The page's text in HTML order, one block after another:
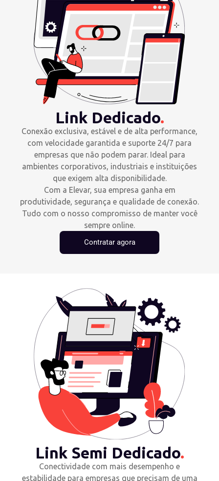
Link Dedicado.
Conexão exclusiva, estável e de alta performance,
com velocidade garantida e suporte 24/7 para
empresas que não podem parar. Ideal para
ambientes corporativos, industriais e instituições
que exigem alta disponibilidade.
Com a Elevar, sua empresa ganha em
produtividade, segurança e qualidade de conexão.
Tudo com o nosso compromisso de manter você
sempre online.
Contratar agora
Link Semi Dedicado.
Conectividade com mais desempenho e
estabilidade para empresas que precisam de uma